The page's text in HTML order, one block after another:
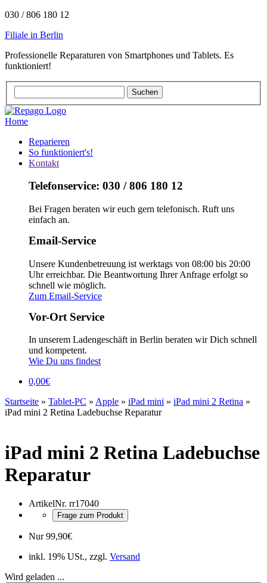
030 / 806 180 12
Filiale in Berlin
Professionelle Reparaturen von Smartphones und Tablets. Es
funktioniert!
Home
Reparieren
So funktioniert's!
Kontakt
Telefonservice: 030 / 806 180 12
Bei Fragen beraten wir euch gern telefonisch. Ruft uns
einfach an.
Email-Service
Unsere Kundenbetreuung ist werktags von 08:00 bis 20:00
Uhr erreichbar. Die Beantwortung Ihrer Anfrage erfolgt so
schnell wie möglich.
Zum Email-Service
Vor-Ort Service
In unserem Ladengeschäft in Berlin beraten wir Dich schnell
und kompetent.
Wie Du uns findest
0,00€
Startseite » Tablet-PC » Apple » iPad mini » iPad mini 2 Retina »
iPad mini 2 Retina Ladebuchse Reparatur
iPad mini 2 Retina Ladebuchse
Reparatur
ArtikelNr. rr17040
Frage zum Produkt
Nur99,90€
inkl. 19% USt., zzgl. Versand
Wird geladen ...